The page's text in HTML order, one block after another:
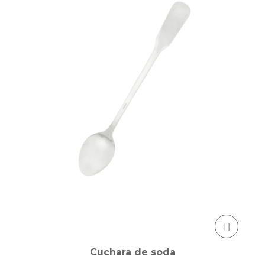
Cuchara de soda